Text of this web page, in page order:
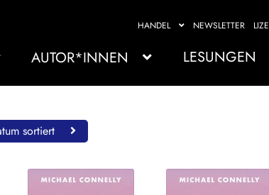
HANDEL NEWSLETTER
AUTOR*INNEN LESUNGEN
sortiert